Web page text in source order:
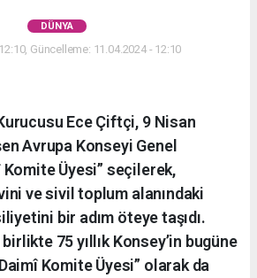
DÜNYA
Güncelleme: 11.04.2024 - 12:10
Ece Çiftçi, 9 Nisan
Avrupa Konseyi Genel
Komite Üyesi” seçilerek,
ve sivil toplum alanındaki
bir adım öteye taşıdı.
75 yıllık Konsey’in bugüne
Komite Üyesi” olarak da